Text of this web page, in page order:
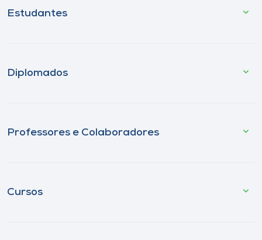
Estudantes
Diplomados
Professores e Colaboradores
Cursos